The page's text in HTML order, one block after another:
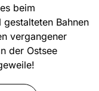
beim
Bahnen
vergangener
der Ostsee